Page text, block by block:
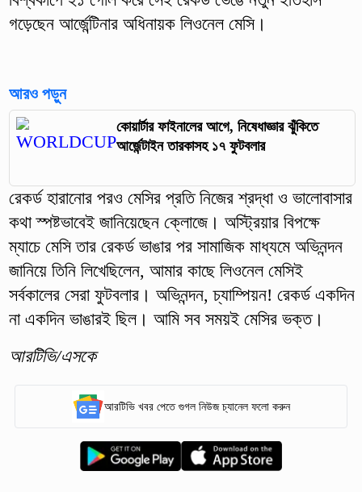
গড়েছেন আর্জেন্টিনার অধিনায়ক লিওনেল মেসি।
আরও পড়ুন
কোয়ার্টার ফাইনালের আগে, নিষেধাজ্ঞার ঝুঁকিতে
আর্জেন্টাইন তারকাসহ ১৭ ফুটবলার
রেকর্ড হারানোর পরও মেসির প্রতি নিজের শ্রদ্ধা ও ভালোবাসার
কথা স্পষ্টভাবেই জানিয়েছেন ক্লোজে। অস্ট্রিয়ার বিপক্ষে
ম্যাচে মেসি তার রেকর্ড ভাঙার পর সামাজিক মাধ্যমে অভিনন্দন
জানিয়ে তিনি লিখেছিলেন, আমার কাছে লিওনেল মেসিই
সর্বকালের সেরা ফুটবলার। অভিনন্দন, চ্যাম্পিয়ন! রেকর্ড একদিন
না একদিন ভাঙারই ছিল। আমি সব সময়ই মেসির ভক্ত।
আরটিভি/এসকে
আরটিভি খবর পেতে গুগল নিউজ চ্যানেল ফলো করুন